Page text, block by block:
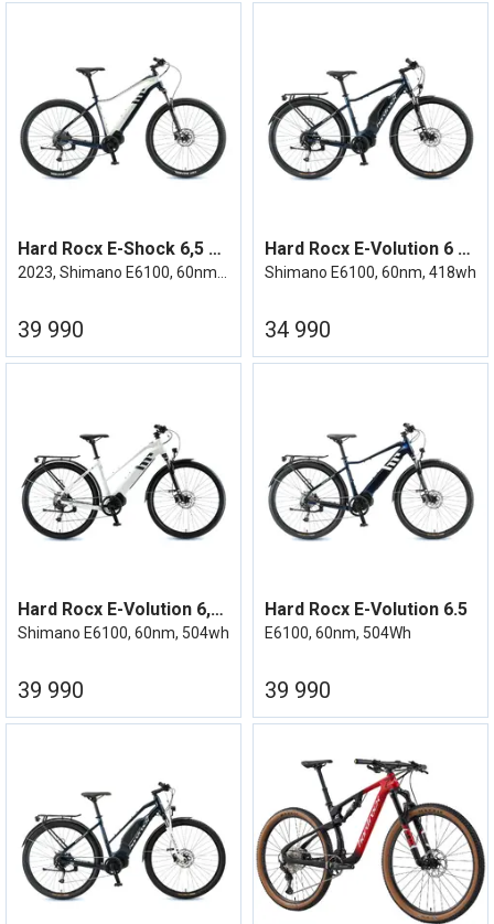
Hard Rocx E-Shock 6,5 Elsykkel 18,5''
39 990
Hard Rocx E-Volution 6 Elsykkel 23
Shimano E6100, 60nm, 418wh
34 990
Hard Rocx E-Volution 6,5XX Elsykkel 23
Shimano E6100, 60nm, 504wh
39 990
Hard Rocx E-Volution 6.5
E6100, 60nm, 504Wh
39 990